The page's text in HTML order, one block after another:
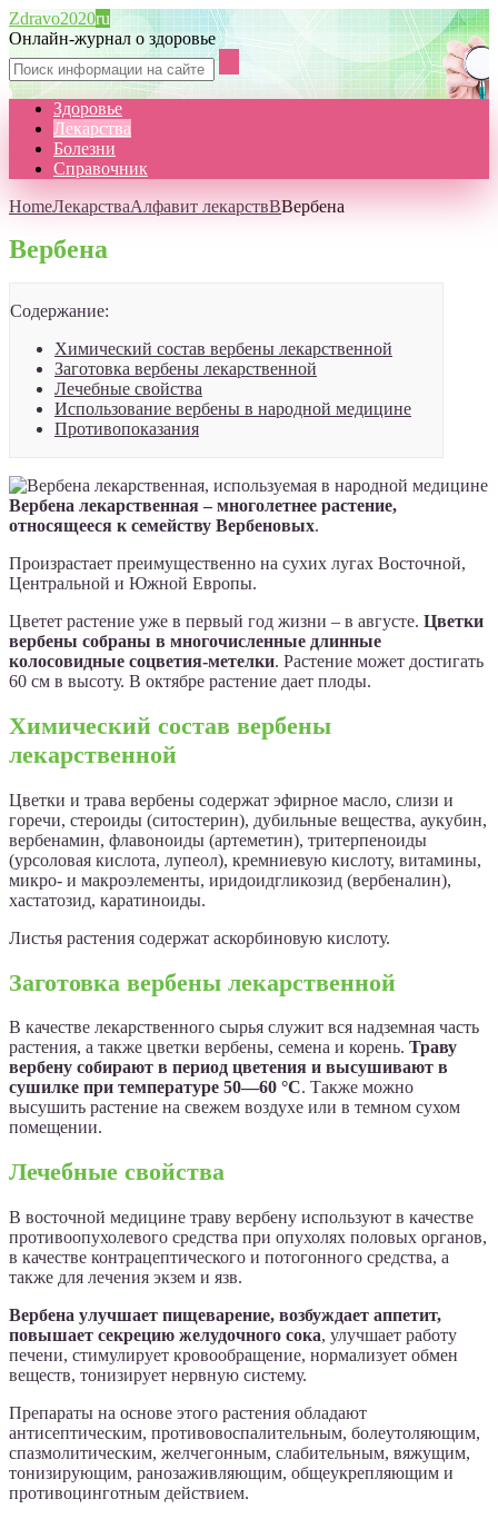
Zdravo2020ru
Онлайн-журнал о здоровье
Здоровье
Лекарства
Болезни
Справочник
HomeЛекарстваАлфавит лекарствВВербена
Вербена
Содержание:
Химический состав вербены лекарственной
Заготовка вербены лекарственной
Лечебные свойства
Использование вербены в народной медицине
Противопоказания
Вербена лекарственная – многолетнее растение,
относящееся к семейству Вербеновых.
Произрастает преимущественно на сухих лугах Восточной,
Центральной и Южной Европы.
Цветет растение уже в первый год жизни – в августе. Цветки
вербены собраны в многочисленные длинные
колосовидные соцветия-метелки. Растение может достигать
60 см в высоту. В октябре растение дает плоды.
Химический состав вербены
лекарственной
Цветки и трава вербены содержат эфирное масло, слизи и
горечи, стероиды (ситостерин), дубильные вещества, аукубин,
вербенамин, флавоноиды (артеметин), тритерпеноиды
(урсоловая кислота, лупеол), кремниевую кислоту, витамины,
микро- и макроэлементы, иридоидгликозид (вербеналин),
хастатозид, каратиноиды.
Листья растения содержат аскорбиновую кислоту.
Заготовка вербены лекарственной
В качестве лекарственного сырья служит вся надземная часть
растения, а также цветки вербены, семена и корень. Траву
вербену собирают в период цветения и высушивают в
сушилке при температуре 50—60 °С. Также можно
высушить растение на свежем воздухе или в темном сухом
помещении.
Лечебные свойства
В восточной медицине траву вербену используют в качестве
противоопухолевого средства при опухолях половых органов,
в качестве контрацептического и потогонного средства, а
также для лечения экзем и язв.
Вербена улучшает пищеварение, возбуждает аппетит,
повышает секрецию желудочного сока, улучшает работу
печени, стимулирует кровообращение, нормализует обмен
веществ, тонизирует нервную систему.
Препараты на основе этого растения обладают
антисептическим, противовоспалительным, болеутоляющим,
спазмолитическим, желчегонным, слабительным, вяжущим,
тонизирующим, ранозаживляющим, общеукрепляющим и
противоцинготным действием.